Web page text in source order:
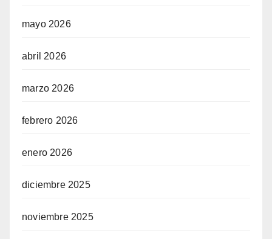
mayo 2026
abril 2026
marzo 2026
febrero 2026
enero 2026
diciembre 2025
noviembre 2025